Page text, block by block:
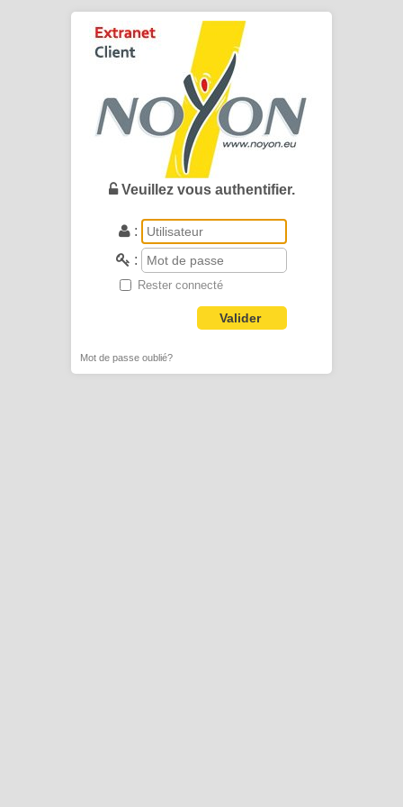
Veuillez vous authentifier.
:
:
Rester connecté
Valider
Mot de passe oublié?